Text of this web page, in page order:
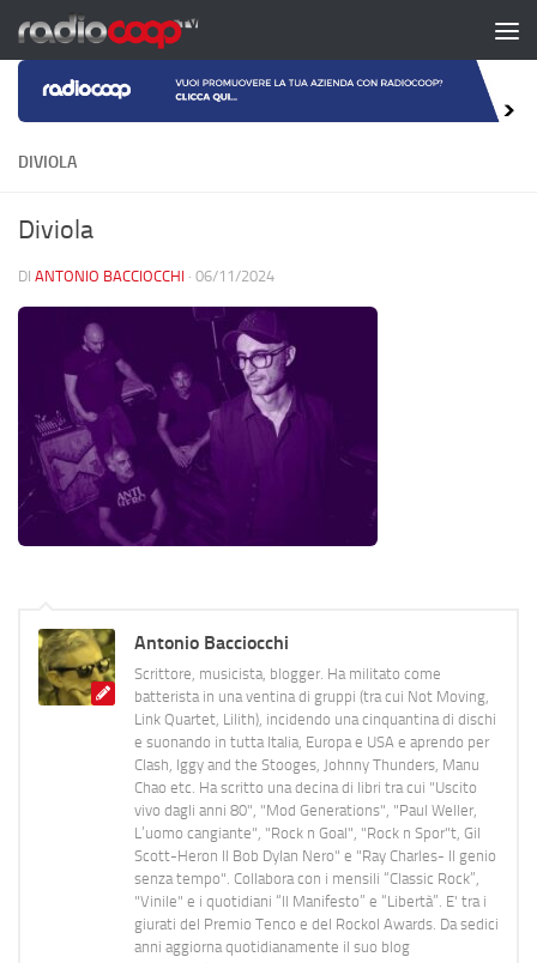
Salta al contenuto
DIVIOLA
Diviola
DI ANTONIO BACCIOCCHI · 06/11/2024
Antonio Bacciocchi
Scrittore, musicista, blogger. Ha militato come
batterista in una ventina di gruppi (tra cui Not Moving,
Link Quartet, Lilith), incidendo una cinquantina di dischi
e suonando in tutta Italia, Europa e USA e aprendo per
Clash, Iggy and the Stooges, Johnny Thunders, Manu
Chao etc. Ha scritto una decina di libri tra cui "Uscito
vivo dagli anni 80", "Mod Generations", "Paul Weller,
L’uomo cangiante", "Rock n Goal", "Rock n Spor"t, Gil
Scott-Heron Il Bob Dylan Nero" e "Ray Charles- Il genio
senza tempo". Collabora con i mensili “Classic Rock”,
"Vinile" e i quotidiani “Il Manifesto” e “Libertà”. E' tra i
giurati del Premio Tenco e del Rockol Awards. Da sedici
anni aggiorna quotidianamente il suo blog